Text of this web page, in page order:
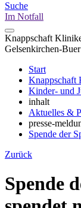
Suche
Im Notfall
Knappschaft
Gelsenkirchen-Buer
Start
Knappschaft
Kinder- und
inhalt
Aktuelles &
presse-
Spende der
Zurück
Spende